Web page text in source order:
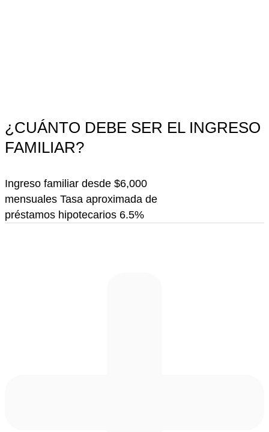
¿CUÁNTO DEBE SER EL INGRESO
FAMILIAR?
Ingreso familiar desde $6,000
mensuales Tasa aproximada de
préstamos hipotecarios 6.5%